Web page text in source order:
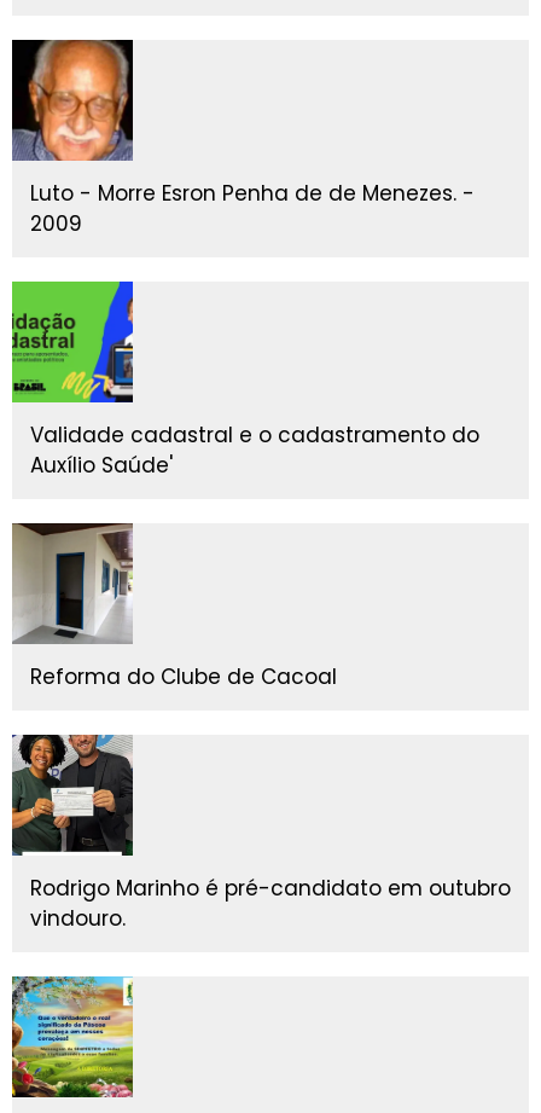
Luto - Morre Esron Penha de de Menezes. -
2009
Validade cadastral e o cadastramento do
Auxílio Saúde'
Reforma do Clube de Cacoal
Rodrigo Marinho é pré-candidato em outubro
vindouro.